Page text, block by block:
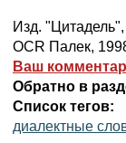
Изд. "Цитадель",
OCR Палек,
Ваш
Обратно в
Список тегов:
диалектные